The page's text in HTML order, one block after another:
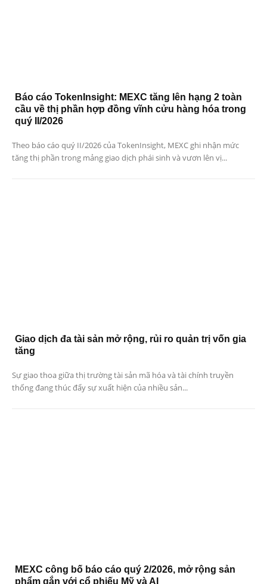
Báo cáo TokenInsight: MEXC tăng lên hạng 2 toàn
cầu về thị phần hợp đồng vĩnh cửu hàng hóa trong
quý II/2026
Theo báo cáo quý II/2026 của TokenInsight, MEXC ghi nhận mức
tăng thị phần trong mảng giao dịch phái sinh và vươn lên vị...
Giao dịch đa tài sản mở rộng, rủi ro quản trị vốn gia
tăng
Sự giao thoa giữa thị trường tài sản mã hóa và tài chính truyền
thống đang thúc đẩy sự xuất hiện của nhiều sản...
MEXC công bố báo cáo quý 2/2026, mở rộng sản
phẩm gắn với cổ phiếu Mỹ và AI